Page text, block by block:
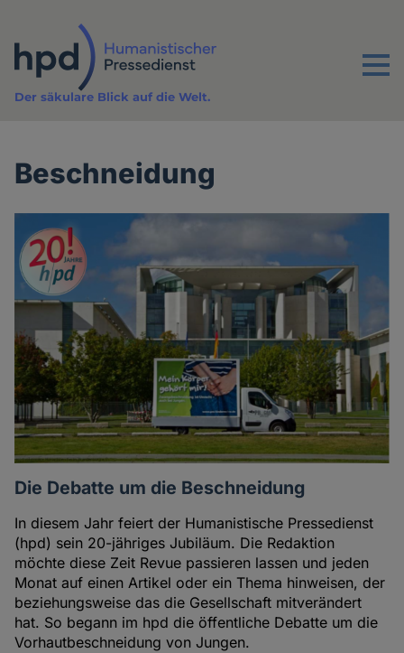
Inhalt
Menu
Der säkulare Blick auf die Welt.
Beschneidung
Die Debatte um die Beschneidung
In diesem Jahr feiert der Humanistische Pressedienst
(hpd) sein 20-jähriges Jubiläum. Die Redaktion
möchte diese Zeit Revue passieren lassen und jeden
Monat auf einen Artikel oder ein Thema hinweisen, der
beziehungsweise das die Gesellschaft mitverändert
hat. So begann im hpd die öffentliche Debatte um die
Vorhautbeschneidung von Jungen.